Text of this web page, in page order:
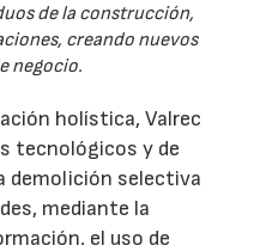
de la construcción,
creando nuevos
negocio.
holística, Valrec
tecnológicos y de
demolición selectiva
mediante la
el uso de